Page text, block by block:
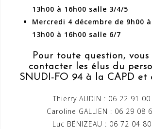
13h00 à 16h00 salle 3/4/5
Mercredi 4 décembre de 9h00
13h00 à 16h00 salle 6/7
Pour toute question, vous
contacter les élus du
SNUDI-FO 94 à la CAPD et
Thierry AUDIN : 06 22 91 00
Caroline GALLIEN : 06 29 08
Luc BÉNIZEAU : 06 72 04